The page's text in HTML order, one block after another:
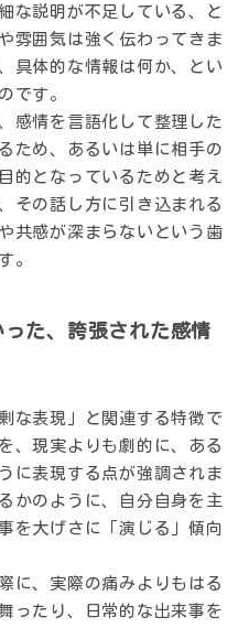
な説明が不足している、と
雰囲気は強く伝わってきま
具体的な情報は何か、とい
です。
感情を言語化して整理した
ため、あるいは単に相手の
的となっているためと考え
その話し方に引き込まれる
共感が深まらないという歯
。
た、誇張された感情
な表現」と関連する特徴で
、現実よりも劇的に、ある
に表現する 点が強調されま
かのように、自分自身を主
を大げさに「演じる」傾向
に、実際の痛みよりもはる
ったり、日常的な出来事を